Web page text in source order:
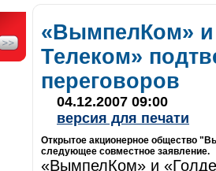
«ВымпелКом» и
Телеком»
переговоров
04.12.2007 09:00
версия для печати
Открытое акционерное общество
следующее совместное заявление.
«ВымпелКом» и